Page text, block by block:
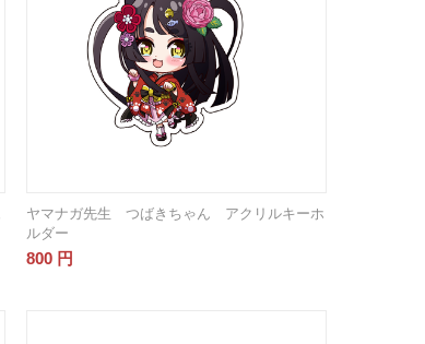
ヤマナガ先生 つばきちゃん アクリルキーホ
ルダー
800 円